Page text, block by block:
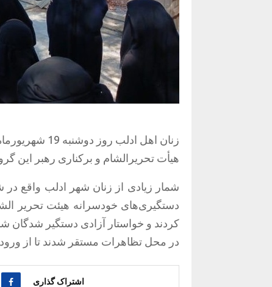
زنان اهل
هیأت تحریرالشام و برکناری رهبر این
شمار زیادی از زنان شهر ادلب واقع
دستگیری‌های خودسرانه هیئت تحریر
کردند و خواستار آزادی دستگیر شدگان
در محل تظاهرات مستقر شدند تا از ورود
اشتراک گذاری